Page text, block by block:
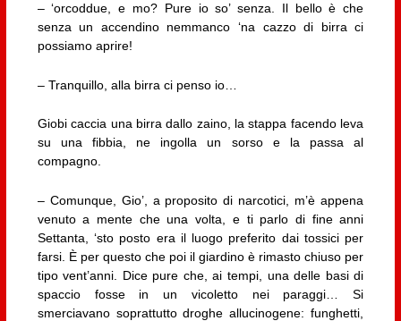
– ‘orcoddue, e mo? Pure io so’ senza. Il bello è che
senza un accendino nemmanco ‘na cazzo di birra ci
possiamo aprire!
– Tranquillo, alla birra ci penso io…
Giobi caccia una birra dallo zaino, la stappa facendo leva
su una fibbia, ne ingolla un sorso e la passa al
compagno.
– Comunque, Gio’, a proposito di narcotici, m’è appena
venuto a mente che una volta, e ti parlo di fine anni
Settanta, ‘sto posto era il luogo preferito dai tossici per
farsi. È per questo che poi il giardino è rimasto chiuso per
tipo vent’anni. Dice pure che, ai tempi, una delle basi di
spaccio fosse in un vicoletto nei paraggi… Si
smerciavano soprattutto droghe allucinogene: funghetti,